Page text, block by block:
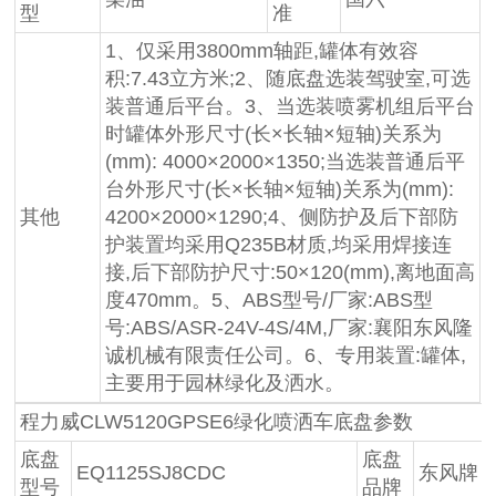
型 准
其他
1、仅采用3800mm轴距,罐体有效容
积:7.43立方米;2、随底盘选装驾驶室,可选
装普通后平台。3、当选装喷雾机组后平台
时罐体外形尺寸(长×长轴×短轴)关系为
(mm): 4000×2000×1350;当选装普通后平
台外形尺寸(长×长轴×短轴)关系为(mm):
4200×2000×1290;4、侧防护及后下部防
护装置均采用Q235B材质,均采用焊接连
接,后下部防护尺寸:50×120(mm),离地面高
度470mm。5、ABS型号/厂家:ABS型
号:ABS/ASR-24V-4S/4M,厂家:襄阳东风隆
诚机械有限责任公司。6、专用装置:罐体,
主要用于园林绿化及洒水。
程力威CLW5120GPSE6绿化喷洒车底盘参数
底盘
型号
EQ1125SJ8CDC
底盘
品牌
东风牌